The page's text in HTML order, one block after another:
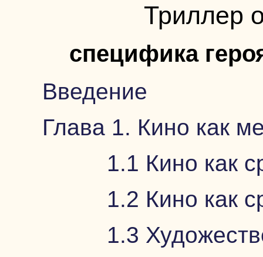
Триллер
специфика
Введение
Глава 1. Кино как
1.1 Кино как
1.2 Кино как
1.3